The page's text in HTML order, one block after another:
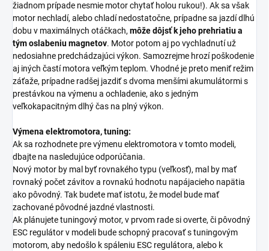
žiadnom prípade nesmie motor chytať holou rukou!). Ak sa však
motor nechladí, alebo chladí nedostatočne, prípadne sa jazdí dlhú
dobu v maximálnych otáčkach, môže dôjsť k jeho prehriatiu a
tým oslabeniu magnetov. Motor potom aj po vychladnutí už
nedosiahne predchádzajúci výkon. Samozrejme hrozí poškodenie
aj iných častí motora veľkým teplom. Vhodné je preto meniť režim
záťaže, prípadne radšej jazdiť s dvoma menšími akumulátormi s
prestávkou na výmenu a ochladenie, ako s jedným
veľkokapacitným dlhý čas na plný výkon.
Výmena elektromotora, tuning:
Ak sa rozhodnete pre výmenu elektromotora v tomto modeli,
dbajte na nasledujúce odporúčania.
Nový motor by mal byť rovnakého typu (veľkosť), mal by mať
rovnaký počet závitov a rovnakú hodnotu napájacieho napätia
ako pôvodný. Tak budete mať istotu, že model bude mať
zachované pôvodné jazdné vlastnosti.
Ak plánujete tuningový motor, v prvom rade si overte, či pôvodný
ESC regulátor v modeli bude schopný pracovať s tuningovým
motorom, aby nedošlo k spáleniu ESC regulátora, alebo k